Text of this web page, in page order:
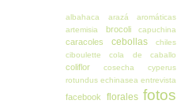
albahaca arazá
aromáticas
artemisia
brocoli capuchina
caracoles cebollas
chiles
ciboulette
cola de caballo
coliflor cosecha
cyperus
rotundus echinasea entrevista
facebook florales fotos